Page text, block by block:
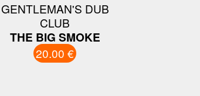
GENTLEMAN'S DUB
CLUB
THE BIG SMOKE
20.00 €